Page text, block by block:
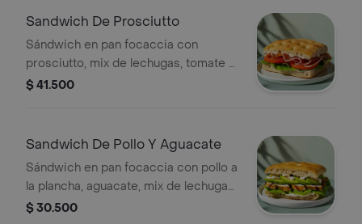
Sandwich De Prosciutto
Sándwich en pan focaccia con
prosciutto, mix de lechugas, tomate y
mayonesa de ajo.
$ 41.500
Sandwich De Pollo Y Aguacate
Sándwich en pan focaccia con pollo a
la plancha, aguacate, mix de lechugas
y mayonesa de ajo.
$ 30.500